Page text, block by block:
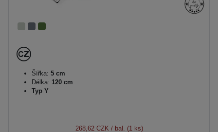
Šířka: 5 cm
Délka: 120 cm
Typ Y
268,62 CZK / bal. (1 ks)